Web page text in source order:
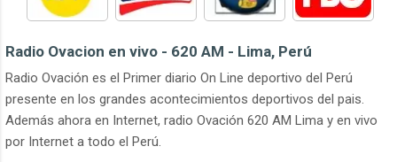
Radio Ovacion en vivo - 620 AM - Lima, Perú
Radio Ovación es el Primer diario On Line deportivo del Perú
presente en los grandes acontecimientos deportivos del pais.
Además ahora en Internet, radio Ovación 620 AM Lima y en vivo
por Internet a todo el Perú.